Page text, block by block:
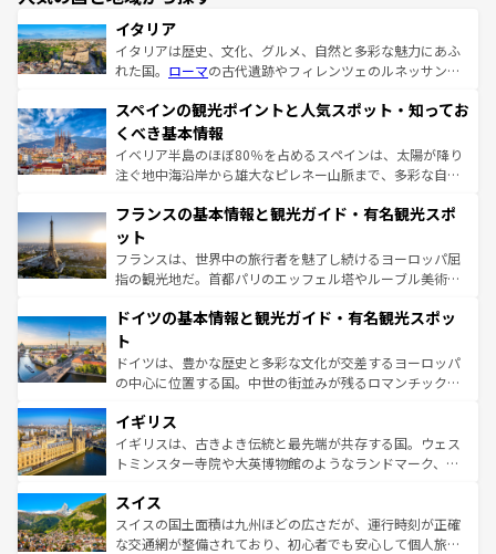
イタリア
イタリアは歴史、文化、グルメ、自然と多彩な魅力にあふ
れた国。 ローマの古代遺跡やフィレンツェのルネッサンス
ろん、トスカーナの美しい田園風景やアマルフィ海岸の絶
景など、自然景観も見逃せない。観光の合間には、本場の
ピザやパスタなど、絶品のイタリア料理を堪能することも
できる。朝目覚めてから夜眠るまで、すべての瞬間を楽し
なお、新着のイタリア情報はコンテンツ一覧を参照してほ
しい。
スペインの観光ポイントと人気スポット・知ってお
くべき基本情報
イベリア半島のほぼ80％を占めるスペインは、太陽が降り
注ぐ地中海沿岸から雄大なピレネー山脈まで、多彩な自然
文化が根付くこの国では、情熱的なフラメンコ、熱気あふ
れる闘牛、そして美味しいタパスが生活の一部となってい
る。首都マドリードの洗練された雰囲気や、バルセロナの
アートに溢れた街角から、地方では古代ローマ遺跡や中世
せる。地方によって風土や気候が異なるスペインはその個
ンテンツ一覧 を参照してほしい。
フランスの基本情報と観光ガイド・有名観光スポ
ット
フランスは、世界中の旅行者を魅了し続けるヨーロッパ屈
指の観光地だ。首都パリのエッフェル塔やルーブル美術館
で、幅広い魅力が詰まっている。華麗な宮殿、歴史的な大
聖堂、美しいビーチ、そして豊かな自然が、訪れる者を心
から魅了する。また、フランスは美食の国としても知ら
れ、フランス料理はユネスコ無形文化遺産にも登録されて
香り高いラベンダー畑など、多彩な楽しみ方が可能だ。さ
らに、パリ以外の地域にも魅力が溢れており、どの街角に
も豊かな歴史と文化が息づいている。パリ以外の個性あふ
を参照してほしい。
ドイツの基本情報と観光ガイド・有名観光スポッ
ト
ドイツは、豊かな歴史と多彩な文化が交差するヨーロッパ
の中心に位置する国。中世の街並みが残るロマンチック街
顔を持つこの国は、どこを歩いても飽きることがない。ベ
ルリンの文化的活気、バイエルン州のアルプスの絶景、そ
してライン川沿いのワイン畑といった風景は必見。ビール
は、お酒好きな人にはぜひ体験してほしい。 なお、新着の
ドイツ情報はコンテンツ一覧を参照してほしい。
イギリス
イギリスは、古きよき伝統と最先端が共存する国。ウェス
トミンスター寺院や大英博物館のようなランドマーク、歴
リアごとに異なる魅力がある。また、優雅なアフタヌーン
ティー、ビール好きにはたまらない英国パブ、サッカー観
戦など、本場だからこそできる体験も豊富。イギリスを旅
スイス
スイスの国土面積は九州ほどの広さだが、運行時刻が正確
な交通網が整備されており、初心者でも安心して個人旅行